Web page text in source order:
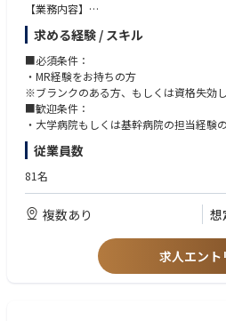
【業務内容】
MR業務全般（新薬投入時の営業サポート
■新薬投入時のプロモーション
■既存品の市場拡大
■病院市場攻略 等
各製薬企業の戦略にしたがい、上記の業
アントとの信頼関係を築いていきます。
医薬品・医療機器メーカーなどから依頼
を受託する企業のことです。
CSOのMRとして働きながら、経験次第で
求める経験 / スキル
■必須条件：
・MR経験をお持ちの方
※ブランクのある方、もしくは資格失効
■歓迎条件：
・大学病院もしくは基幹病院の担当経験
・バイオ医薬品取り扱い経験者
従業員数
81名
複数あり 想
求人エント